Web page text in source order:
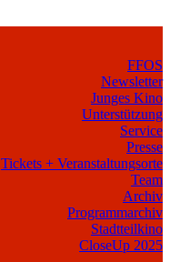
FFOS
Newsletter
Junges Kino
Unterstützung
Service
Presse
Tickets + Veranstaltungsorte
Team
Archiv
Programmarchiv
Stadtteilkino
CloseUp 2025